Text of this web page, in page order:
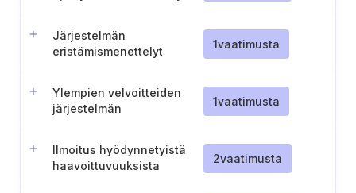
Järjestelmän
eristämismenettelyt
1vaatimusta
Ylempien velvoitteiden
järjestelmän
1vaatimusta
Ilmoitus hyödynnetyistä
haavoittuvuuksista
2vaatimusta